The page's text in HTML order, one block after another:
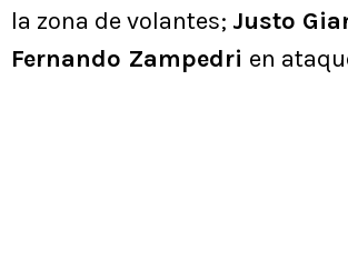
la zona de volantes; Justo
Fernando Zampedri en